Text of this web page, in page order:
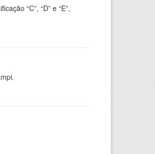
“C”, “D” e “E”,